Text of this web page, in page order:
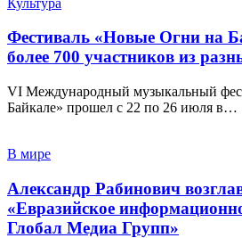
Фестиваль «Новые Огни на
более 700 участников из
VI Международный музыкальный
Байкале» прошел с 22 по 26 июля в…
В мире
Александр Рабинович
«Евразийское
Глобал Медиа Групп»